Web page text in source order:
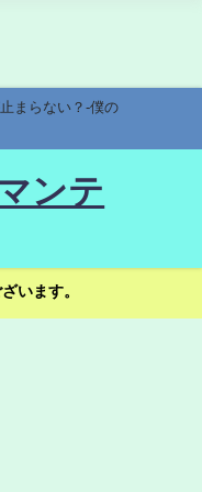
まらない？-僕の
ンテ
います。